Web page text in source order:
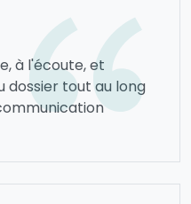
à l'écoute, et
dossier tout au long